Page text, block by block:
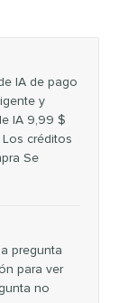
IA de pago
y
IA 9,99 $
créditos
Se
pregunta
para ver
no